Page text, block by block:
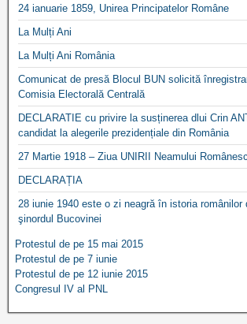
24 ianuarie 1859, Unirea Principatelor Române
La Mulți Ani
La Mulți Ani România
Comunicat de presă Blocul BUN solicită
Comisia Electorală Centrală
DECLARATIE cu privire la susținerea dlui Crin
candidat la alegerile prezidențiale din România
27 Martie 1918 – Ziua UNIRII Neamului Românesc
DECLARAȚIA
28 iunie 1940 este o zi neagră în istoria românilor
şinordul Bucovinei
Protestul de pe 15 mai 2015
Protestul de pe 7 iunie
Protestul de pe 12 iunie 2015
Congresul IV al PNL